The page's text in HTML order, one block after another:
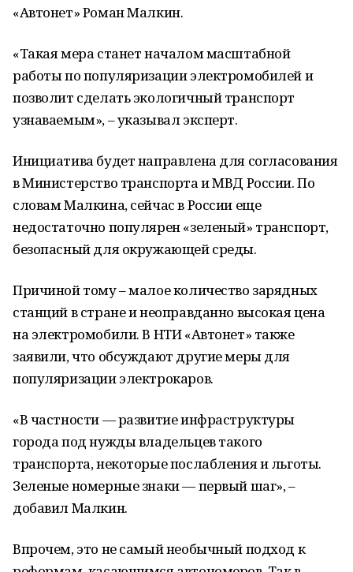
«Автонет» Роман Малкин.
«Такая мера станет началом масштабной
работы по популяризации электромобилей и
позволит сделать экологичный транспорт
узнаваемым», – указывал эксперт.
Инициатива будет направлена для согласования
в Министерство транспорта и МВД России. По
словам Малкина, сейчас в России еще
недостаточно популярен «зеленый» транспорт,
безопасный для окружающей среды.
Причиной тому – малое количество зарядных
станций в стране и неоправданно высокая цена
на электромобили. В НТИ «Автонет» также
заявили, что обсуждают другие меры для
популяризации электрокаров.
«В частности — развитие инфраструктуры
города под нужды владельцев такого
транспорта, некоторые послабления и льготы.
Зеленые номерные знаки — первый шаг», –
добавил Малкин.
Впрочем, это не самый необычный подход к